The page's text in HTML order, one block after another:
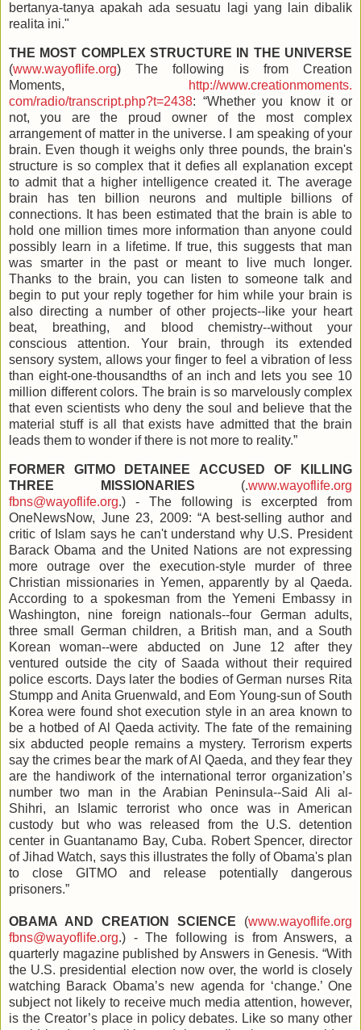
bertanya-tanya apakah ada sesuatu lagi yang lain dibalik
realita ini."
THE MOST COMPLEX STRUCTURE IN THE UNIVERSE
(www.wayoflife.org)The following is from Creation
Moments,
http://www.creationmoments.
com/radio/transcript.php?t=2438: “Whether you know it or
not, you are the proud owner of the most complex
arrangement of matter in the universe. I am speaking of your
brain. Even though it weighs only three pounds, the brain's
structure is so complex that it defies all explanation except
to admit that a higher intelligence created it. The average
brain has ten billion neurons and multiple billions of
connections. It has been estimated that the brain is able to
hold one million times more information than anyone could
possibly learn in a lifetime. If true, this suggests that man
was smarter in the past or meant to live much longer.
Thanks to the brain, you can listen to someone talk and
begin to put your reply together for him while your brain is
also directing a number of other projects--like your heart
beat, breathing, and blood chemistry--without your
conscious attention. Your brain, through its extended
sensory system, allows your finger to feel a vibration of less
than eight-one-thousandths of an inch and lets you see 10
million different colors. The brain is so marvelously complex
that even scientists who deny the soul and believe that the
material stuff is all that exists have admitted that the brain
leads them to wonder if there is not more to reality.”
FORMER GITMO DETAINEE ACCUSED OF KILLING
THREE MISSIONARIES (.www.wayoflife.org
fbns@wayoflife.org.) - The following is excerpted from
OneNewsNow, June 23, 2009: “A best-selling author and
critic of Islam says he can't understand why U.S. President
Barack Obama and the United Nations are not expressing
more outrage over the execution-style murder of three
Christian missionaries in Yemen, apparently by al Qaeda.
According to a spokesman from the Yemeni Embassy in
Washington, nine foreign nationals--four German adults,
three small German children, a British man, and a South
Korean woman--were abducted on June 12 after they
ventured outside the city of Saada without their required
police escorts. Days later the bodies of German nurses Rita
Stumpp and Anita Gruenwald, and Eom Young-sun of South
Korea were found shot execution style in an area known to
be a hotbed of Al Qaeda activity. The fate of the remaining
six abducted people remains a mystery. Terrorism experts
say the crimes bear the mark of Al Qaeda, and they fear they
are the handiwork of the international terror organization’s
number two man in the Arabian Peninsula--Said Ali al-
Shihri, an Islamic terrorist who once was in American
custody but who was released from the U.S. detention
center in Guantanamo Bay, Cuba. Robert Spencer, director
of Jihad Watch, says this illustrates the folly of Obama's plan
to close GITMO and release potentially dangerous
prisoners.”
OBAMA AND CREATION SCIENCE (www.wayoflife.org
fbns@wayoflife.org.) - The following is from Answers, a
quarterly magazine published by Answers in Genesis. “With
the U.S. presidential election now over, the world is closely
watching Barack Obama’s new agenda for ‘change.’ One
subject not likely to receive much media attention, however,
is the Creator’s place in policy debates. Like so many other